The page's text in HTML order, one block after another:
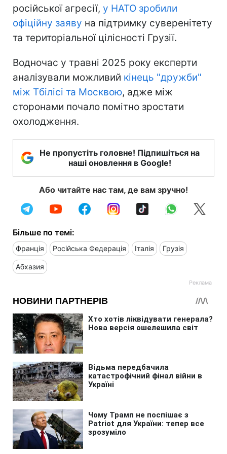
російської агресії, у НАТО зробили
офіційну заяву на підтримку суверенітету
та територіальної цілісності Грузії.
Водночас у травні 2025 року експерти
аналізували можливий кінець "дружби"
між Тбілісі та Москвою, адже між
сторонами почало помітно зростати
охолодження.
Не пропустіть головне! Підпишіться на
наші оновлення в Google!
Або читайте нас там, де вам зручно!
Більше по темі:
Франція Російська Федерація Італія Грузія
Абхазия